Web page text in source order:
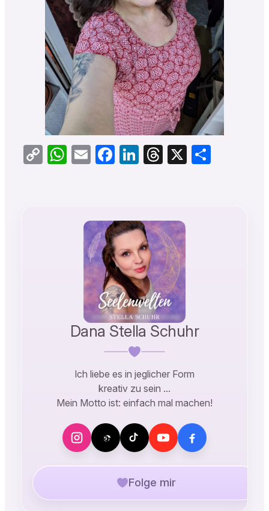
CopyWhatsApp
EmailFacebook
LinkedIn
Threads
X Teilen
Dana Stella Schuhr
Ich liebe es in jeglicher Form
kreativ zu sein …
Mein Motto ist: einfach mal machen!
Folge mir